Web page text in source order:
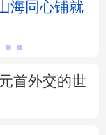
海同心铺就
首外交的世